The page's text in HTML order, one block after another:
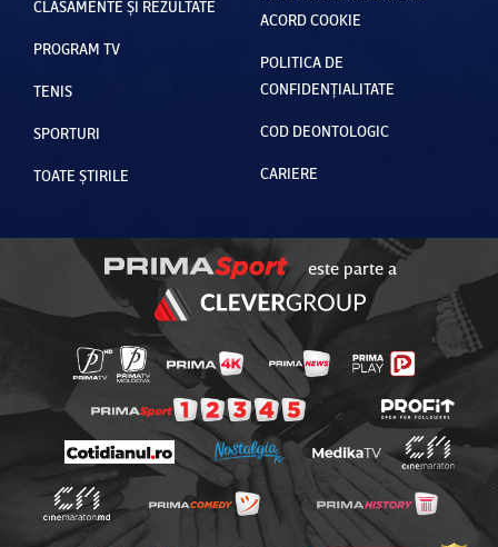
CLASAMENTE ȘI REZULTATE
PROGRAM TV
TENIS
SPORTURI
TOATE ȘTIRILE
ACORD COOKIE
POLITICA DE
CONFIDENȚIALITATE
COD DEONTOLOGIC
CARIERE
este parte a